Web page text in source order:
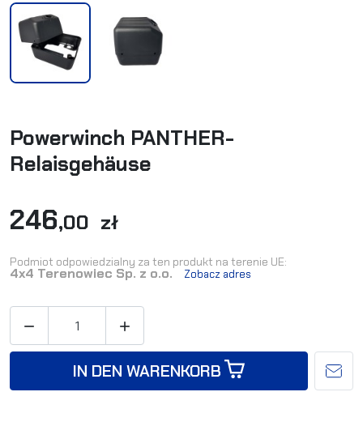
Powerwinch PANTHER-
Relaisgehäuse
246,00 zł
Podmiot odpowiedzialny za ten produkt na terenie UE:
4x4 Terenowiec Sp. z o.o. Zobacz adres
 
IN DEN WARENKORB